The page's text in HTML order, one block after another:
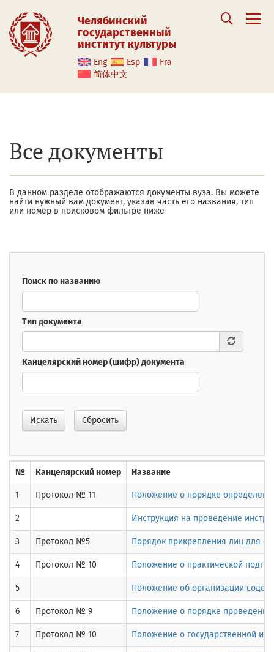
Челябинский
государственный
институт культуры
Eng Esp
Fra
简体中文
Все документы
В данном разделе отображаются документы вуза. Вы можете
найти нужный вам документ, указав часть его названия, тип
или номер в поисковом фильтре ниже
Поиск по названию
Тип документа
Канцелярский номер (шифр) документа
Искать Сбросить
№ Канцелярский номер Название
1 Протокол № 11 Положение о порядке
2 Инструкция на проведение
3 Протокол №5 Порядок прикрепления лиц для
4 Протокол № 10 Положение о практической
5 Положение об организации
6 Протокол № 9 Положение о порядке
7 Протокол № 10 Положение о государственной